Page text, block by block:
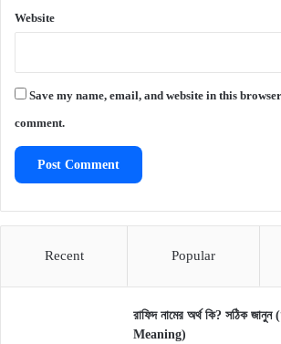
Website
Save my name, email, and website in this
comment.
Recent Popular
রাফিদ নামের অর্থ কি? সঠিক
Meaning)